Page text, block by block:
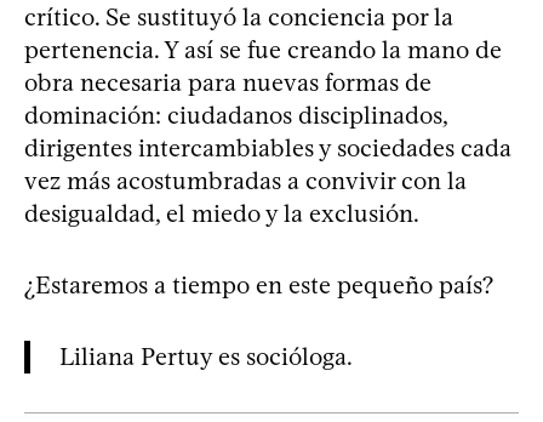
crítico. Se sustituyó la conciencia por la
pertenencia. Y así se fue creando la mano de
obra necesaria para nuevas formas de
dominación: ciudadanos disciplinados,
dirigentes intercambiables y sociedades cada
vez más acostumbradas a convivir con la
desigualdad, el miedo y la exclusión.
¿Estaremos a tiempo en este pequeño país?
Liliana Pertuy es socióloga.